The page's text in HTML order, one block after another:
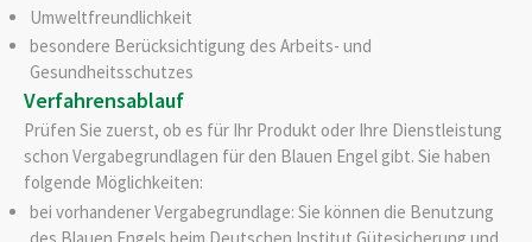
Umweltfreundlichkeit
besondere Berücksichtigung des Arbeits- und
Gesundheitsschutzes
Verfahrensablauf
Prüfen Sie zuerst, ob es für Ihr Produkt oder Ihre Dienstleistung
schon Vergabegrundlagen für den Blauen Engel gibt. Sie haben
folgende Möglichkeiten:
bei vorhandener Vergabegrundlage: Sie können die Benutzung